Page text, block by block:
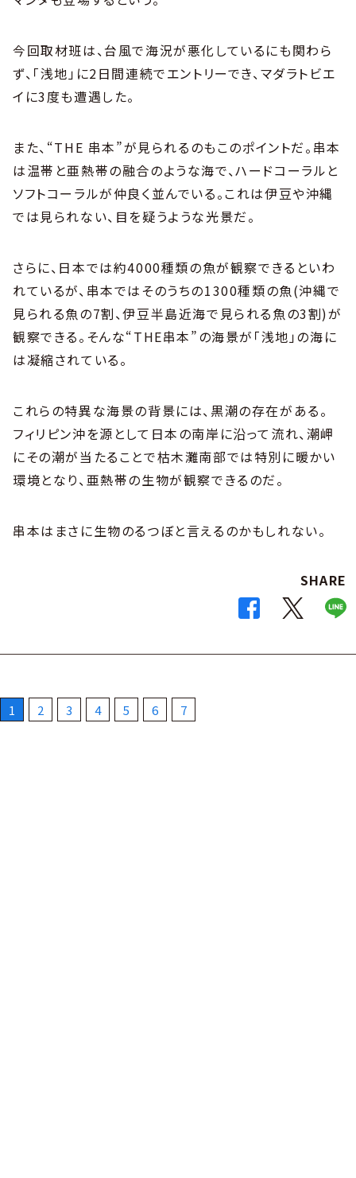
今回取材班は、台風で海況が悪化しているにも関わら
ず、「浅地」に2日間連続でエントリーでき、マダラトビエ
イに3度も遭遇した。
また、“THE 串本”が見られるのもこのポイントだ。串本
は温帯と亜熱帯の融合のような海で、ハードコーラルと
ソフトコーラルが仲良く並んでいる。これは伊豆や沖縄
では見られない、目を疑うような光景だ。
さらに、日本では約4000種類の魚が観察できるといわ
れているが、串本ではそのうちの1300種類の魚(沖縄で
見られる魚の7割、伊豆半島近海で見られる魚の3割)が
観察できる。そんな“THE串本”の海景が「浅地」の海に
は凝縮されている。
これらの特異な海景の背景には、黒潮の存在がある。
フィリピン沖を源として日本の南岸に沿って流れ、潮岬
にその潮が当たることで枯木灘南部では特別に暖かい
環境となり、亜熱帯の生物が観察できるのだ。
串本はまさに生物のるつぼと言えるのかもしれない。
SHARE
1 2 3 4 5 6 7